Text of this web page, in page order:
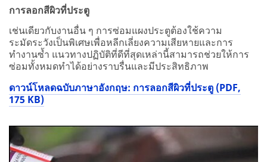
การลอกสีผิวที่ประตู
เช่นเดียวกับงานอื่น ๆ การซ่อมแผงประตูต้องใช้ความ
ระมัดระวังเป็นพิเศษเพื่อหลีกเลี่ยงความเสียหายและการ
ทำงานซ้ำ แนวทางปฏิบัติที่ดีที่สุดเหล่านี้สามารถช่วยให้การ
ซ่อมทั้งหมดทำได้อย่างราบรื่นและมีประสิทธิภาพ
ดาวน์โหลดฉบับภาษาอังกฤษ: การลอกสีผิวที่ประตู (PDF,
175 KB)